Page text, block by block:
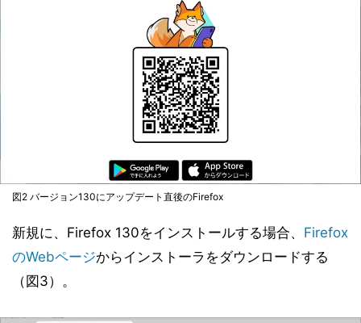
図2 バージョン130にアップデート直後のFirefox
新規に、Firefox 130をインストールする場合、 Firefox
のWebページからインストーラをダウンロードする
（図3）。